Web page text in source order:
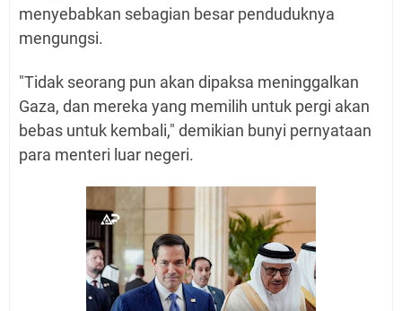
menyebabkan sebagian besar penduduknya
mengungsi.
"Tidak seorang pun akan dipaksa meninggalkan
Gaza, dan mereka yang memilih untuk pergi akan
bebas untuk kembali," demikian bunyi pernyataan
para menteri luar negeri.